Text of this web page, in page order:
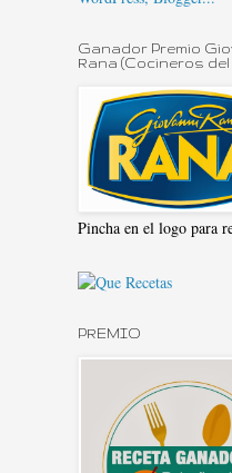
Ganador Premio
Rana (Cocineros del
Pincha en el logo para
PREMIO